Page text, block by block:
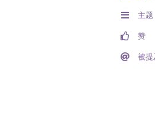
主题
赞
被提